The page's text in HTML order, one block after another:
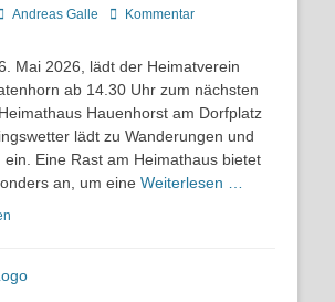
Andreas Galle
Kommentar
Mai 2026, lädt der Heimatverein
ab 14.30 Uhr zum nächsten
Hauenhorst am Dorfplatz
lädt zu Wanderungen und
Eine Rast am Heimathaus bietet
an, um eine Weiterlesen …